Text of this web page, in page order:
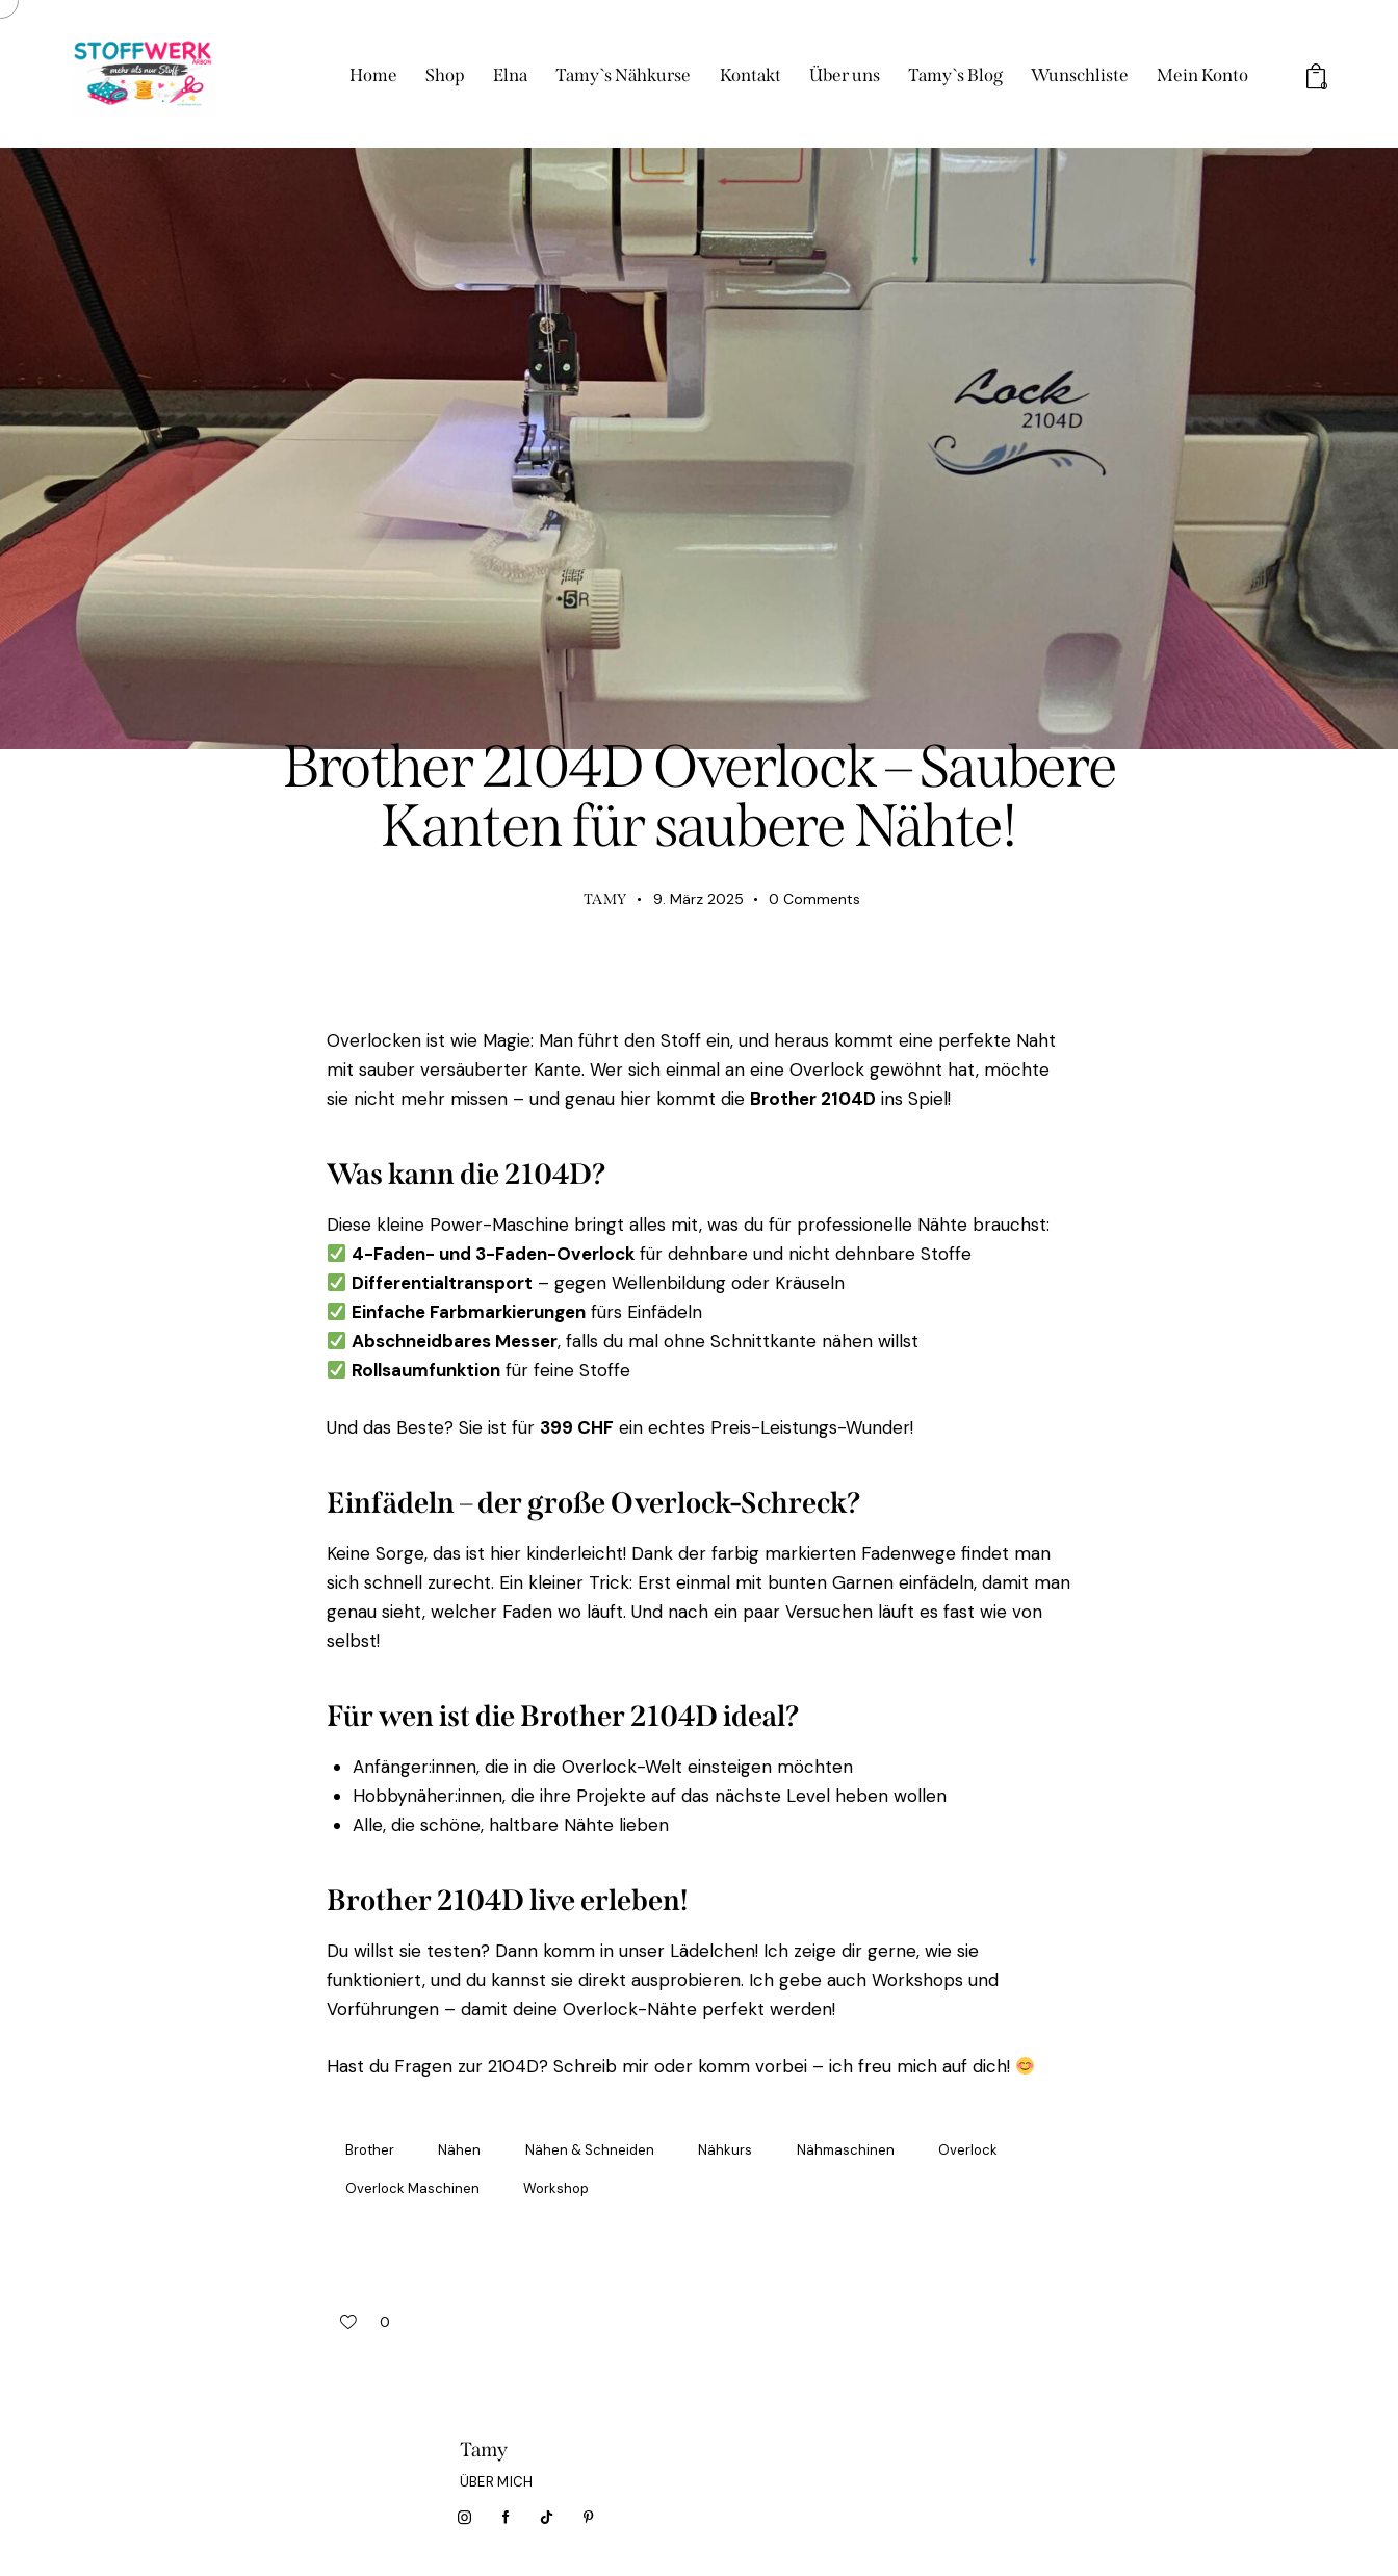
Home Shop Elna Tamy`s Nähkurse Kontakt Über uns Tamy`s Blog Wunschliste Mein Konto 0
NEUES BEI STOFFWERK ARBON
Brother 2104D Overlock – Saubere
Kanten für saubere Nähte!
TAMY 9. März 2025 0 Comments
Overlocken ist wie Magie: Man führt den Stoff ein, und heraus kommt eine perfekte Naht
mit sauber versäuberter Kante. Wer sich einmal an eine Overlock gewöhnt hat, möchte
sie nicht mehr missen – und genau hier kommt die Brother 2104D ins Spiel!
Was kann die 2104D?
Diese kleine Power-Maschine bringt alles mit, was du für professionelle Nähte brauchst:
4-Faden- und 3-Faden-Overlock für dehnbare und nicht dehnbare Stoffe
Differentialtransport – gegen Wellenbildung oder Kräuseln
Einfache Farbmarkierungen fürs Einfädeln
Abschneidbares Messer, falls du mal ohne Schnittkante nähen willst
Rollsaumfunktion für feine Stoffe
Und das Beste? Sie ist für 399 CHF ein echtes Preis-Leistungs-Wunder!
Einfädeln – der große Overlock-Schreck?
Keine Sorge, das ist hier kinderleicht! Dank der farbig markierten Fadenwege findet man
sich schnell zurecht. Ein kleiner Trick: Erst einmal mit bunten Garnen einfädeln, damit man
genau sieht, welcher Faden wo läuft. Und nach ein paar Versuchen läuft es fast wie von
selbst!
Für wen ist die Brother 2104D ideal?
Anfänger:innen, die in die Overlock-Welt einsteigen möchten
Hobbynäher:innen, die ihre Projekte auf das nächste Level heben wollen
Alle, die schöne, haltbare Nähte lieben
Brother 2104D live erleben!
Du willst sie testen? Dann komm in unser Lädelchen! Ich zeige dir gerne, wie sie
funktioniert, und du kannst sie direkt ausprobieren. Ich gebe auch Workshops und
Vorführungen – damit deine Overlock-Nähte perfekt werden!
Hast du Fragen zur 2104D? Schreib mir oder komm vorbei – ich freu mich auf dich!
Brother Nähen Nähen & Schneiden Nähkurs Nähmaschinen Overlock
Overlock Maschinen Workshop
0
Tamy
ÜBER MICH